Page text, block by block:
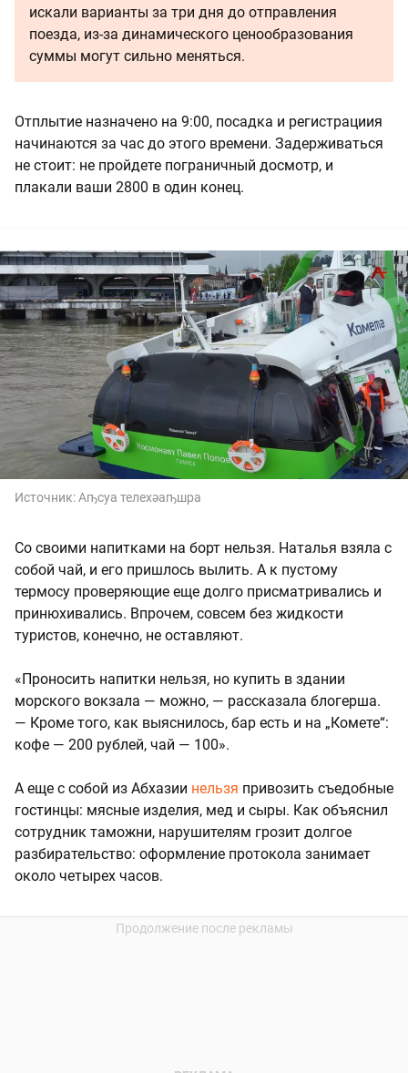
искали варианты за три дня до отправления
поезда, из-за динамического ценообразования
суммы могут сильно меняться.
Отплытие назначено на 9:00, посадка и регистрациия
начинаются за час до этого времени. Задерживаться
не стоит: не пройдете пограничный досмотр, и
плакали ваши 2800 в один конец.
Источник:Аҧсуа телехәаҧшра
Со своими напитками на борт нельзя. Наталья взяла с
собой чай, и его пришлось вылить. А к пустому
термосу проверяющие еще долго присматривались и
принюхивались. Впрочем, совсем без жидкости
туристов, конечно, не оставляют.
«Проносить напитки нельзя, но купить в здании
морского вокзала — можно, — рассказала блогерша.
— Кроме того, как выяснилось, бар есть и на „Комете“:
кофе — 200 рублей, чай — 100».
А еще с собой из Абхазии нельзя привозить съедобные
гостинцы: мясные изделия, мед и сыры. Как объяснил
сотрудник таможни, нарушителям грозит долгое
разбирательство: оформление протокола занимает
около четырех часов.